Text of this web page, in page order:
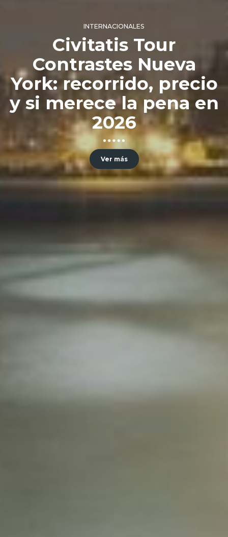
INTERNACIONALES
Civitatis Tour
Contrastes Nueva
York: recorrido, precio
y si merece la pena en
2026
Ver más